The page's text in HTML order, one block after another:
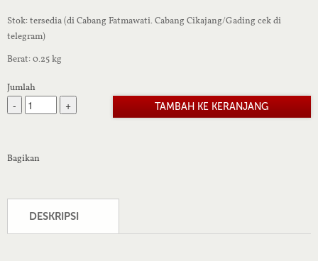
Stok: tersedia (di Cabang Fatmawati. Cabang Cikajang/Gading cek di
telegram)
Berat: 0.25 kg
Jumlah
- +
Bagikan
DESKRIPSI